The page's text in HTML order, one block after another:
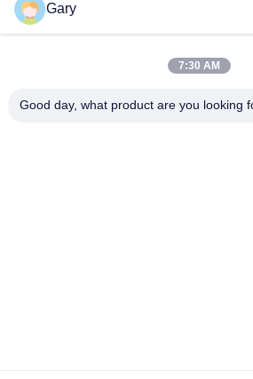
Zirkonium-Strukturkeramik
Gary
7:30 AM
Good day, what product are you looking